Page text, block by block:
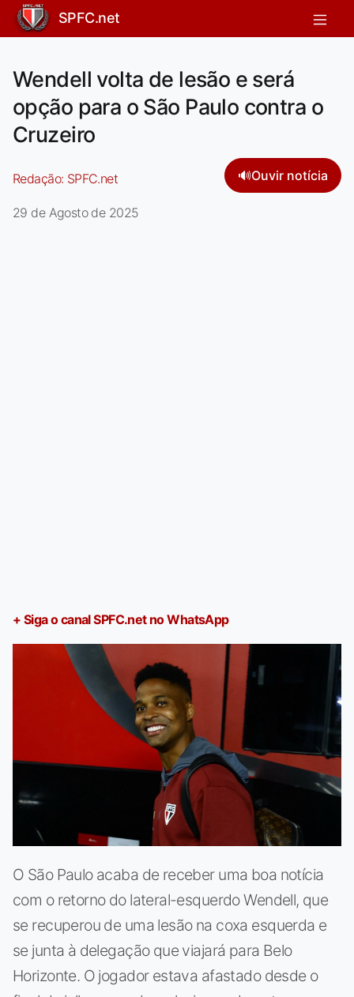
SPFC.net
Wendell volta de lesão e será
opção para o São Paulo contra o
Cruzeiro
Redação: SPFC.net 🔊Ouvir notícia
29 de Agosto de 2025
+ Siga o canal SPFC.net no WhatsApp
O São Paulo acaba de receber uma boa notícia
com o retorno do lateral-esquerdo Wendell, que
se recuperou de uma lesão na coxa esquerda e
se junta à delegação que viajará para Belo
Horizonte. O jogador estava afastado desde o